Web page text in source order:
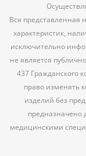
Вся представленная
характеристик,
исключительно
не является
437 Гражданского
право изменять
изделий без
предназначено
медицинскими